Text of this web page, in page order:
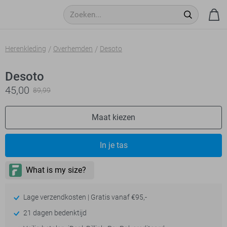
Herenkleding Overhemden Desoto
Desoto
45,00 89,99
Maat kiezen
- levertijd 2-5 dagenIn je tas
Lage verzendkosten | Gratis vanaf €95,-
21 dagen bedenktijd